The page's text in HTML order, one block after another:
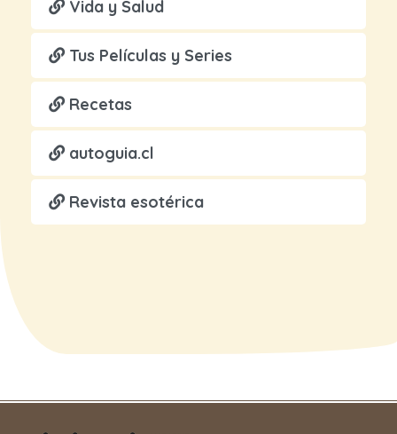
Vida y Salud
Tus Películas y Series
Recetas
autoguia.cl
Revista esotérica